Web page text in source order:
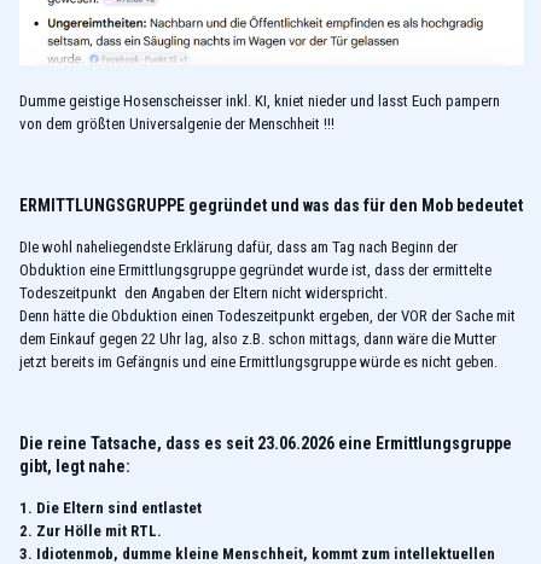
Dumme geistige Hosenscheisser inkl. KI, kniet nieder und lasst Euch pampern
von dem größten Universalgenie der Menschheit !!!
ERMITTLUNGSGRUPPE gegründet und was das für den Mob bedeutet
DIe wohl naheliegendste Erklärung dafür, dass am Tag nach Beginn der
Obduktion eine Ermittlungsgruppe gegründet wurde ist, dass der ermittelte
Todeszeitpunkt den Angaben der Eltern nicht widerspricht.
Denn hätte die Obduktion einen Todeszeitpunkt ergeben, der VOR der Sache mit
dem Einkauf gegen 22 Uhr lag, also z.B. schon mittags, dann wäre die Mutter
jetzt bereits im Gefängnis und eine Ermittlungsgruppe würde es nicht geben.
Die reine Tatsache, dass es seit 23.06.2026 eine Ermittlungsgruppe
gibt, legt nahe:
1. Die Eltern sind entlastet
2. Zur Hölle mit RTL.
3. Idiotenmob, dumme kleine Menschheit, kommt zum intellektuellen